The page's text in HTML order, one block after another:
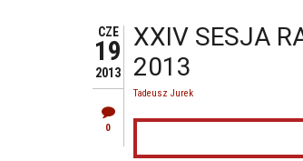
CZE
19
2013
0
XXIV SESJA
2013
Tadeusz Jurek